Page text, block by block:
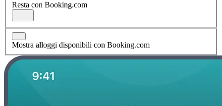
Resta con Booking.com
Mostra alloggi disponibili con Booking.com